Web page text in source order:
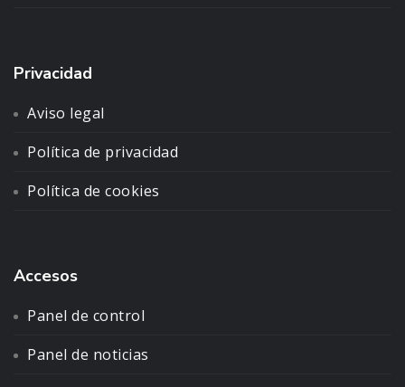
Privacidad
Aviso legal
Política de privacidad
Política de cookies
Accesos
Panel de control
Panel de noticias